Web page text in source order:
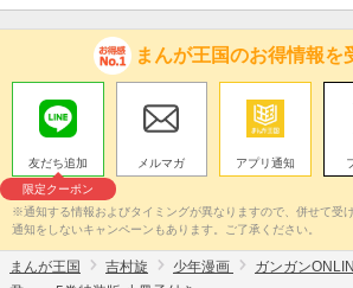
まんが王国のお得情報を
友だち追加
限定クーポン
メルマガ アプリ通知
※通知する情報およびタイミングが異なりますので、併せて受
通知をしないキャンペーンもあります。ご了承ください。
まんが王国 吉村旋 少年漫画 ガンガン